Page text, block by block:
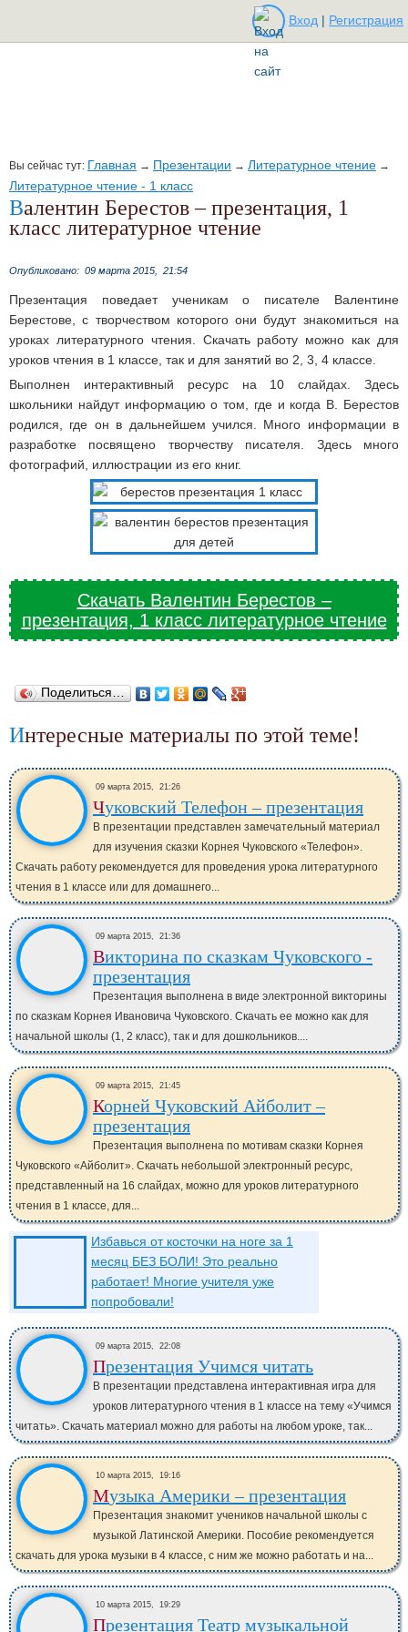
Вход | Регистрация
Вы сейчас тут: Главная → Презентации → Литературное чтение →
Литературное чтение - 1 класс
Валентин Берестов – презентация, 1
класс литературное чтение
Опубликовано: 09 марта 2015, 21:54
Презентация поведает ученикам о писателе Валентине
Берестове, с творчеством которого они будут знакомиться на
уроках литературного чтения. Скачать работу можно как для
уроков чтения в 1 классе, так и для занятий во 2, 3, 4 классе.
Выполнен интерактивный ресурс на 10 слайдах. Здесь
школьники найдут информацию о том, где и когда В. Берестов
родился, где он в дальнейшем учился. Много информации в
разработке посвящено творчеству писателя. Здесь много
фотографий, иллюстрации из его книг.
Скачать Валентин Берестов –
презентация, 1 класс литературное чтение
Поделиться…
Интересные материалы по этой теме!
09 марта 2015, 21:26
Чуковский Телефон – презентация
В презентации представлен замечательный материал
для изучения сказки Корнея Чуковского «Телефон».
Скачать работу рекомендуется для проведения урока литературного
чтения в 1 классе или для домашнего...
09 марта 2015, 21:36
Викторина по сказкам Чуковского -
презентация
Презентация выполнена в виде электронной викторины
по сказкам Корнея Ивановича Чуковского. Скачать ее можно как для
начальной школы (1, 2 класс), так и для дошкольников....
09 марта 2015, 21:45
Корней Чуковский Айболит –
презентация
Презентация выполнена по мотивам сказки Корнея
Чуковского «Айболит». Скачать небольшой электронный ресурс,
представленный на 16 слайдах, можно для уроков литературного
чтения в 1 классе, для...
Избавься от косточки на ноге за 1
месяц БЕЗ БОЛИ! Это реально
работает! Многие учителя уже
попробовали!
09 марта 2015, 22:08
Презентация Учимся читать
В презентации представлена интерактивная игра для
уроков литературного чтения в 1 классе на тему «Учимся
читать». Скачать материал можно для работы на любом уроке, так...
10 марта 2015, 19:16
Музыка Америки – презентация
Презентация знакомит учеников начальной школы с
музыкой Латинской Америки. Пособие рекомендуется
скачать для урока музыки в 4 классе, с ним же можно работать и на...
10 марта 2015, 19:29
Презентация Театр музыкальной